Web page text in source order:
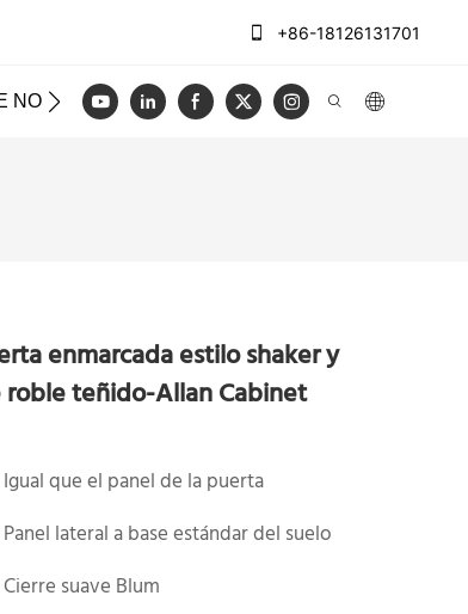
+86-18126131701
NOSOTROS CASOS REGISTRO
enmarcada estilo shaker y
teñido-Allan Cabinet
Igual que el panel de la puerta
Panel lateral a base estándar del suelo
Cierre suave Blum